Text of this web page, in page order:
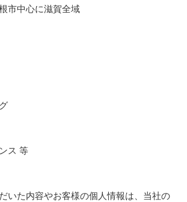
市中心に滋賀全域
ス 等
いた内容やお客様の個人情報は、当社の